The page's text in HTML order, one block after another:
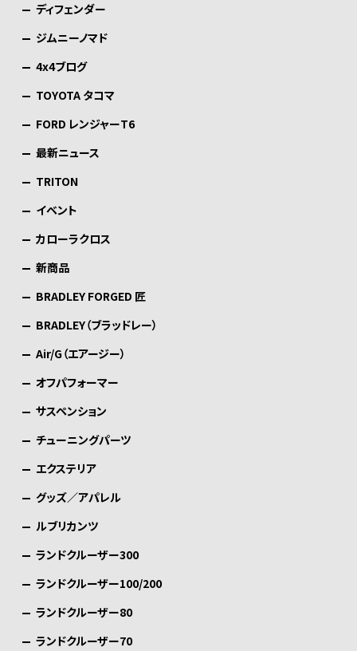
ディフェンダー
ジムニーノマド
4x4ブログ
TOYOTA タコマ
FORD レンジャーT6
最新ニュース
TRITON
イベント
カローラクロス
新商品
BRADLEY FORGED 匠
BRADLEY（ブラッドレー）
Air/G（エアージー）
オフパフォーマー
サスペンション
チューニングパーツ
エクステリア
グッズ／アパレル
ルブリカンツ
ランドクルーザー300
ランドクルーザー100/200
ランドクルーザー80
ランドクルーザー70